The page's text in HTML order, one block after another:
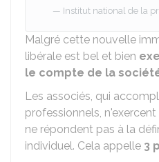
Institut national de la
Malgré cette nouvelle
libérale est bel et bien
le compte de la
Les associés, qui
professionnels,
ne répondent pas à la
individuel. Cela appelle 3